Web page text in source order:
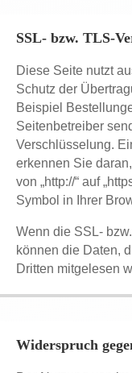
SSL- bzw. TLS-
Diese Seite nutzt
Schutz der
Beispiel
Seitenbetreiber
Verschlüsselung.
erkennen Sie
von „http://“ auf
Symbol in Ihrer
Wenn die SSL-
können die Daten,
Dritten mitgelesen
Widerspruch